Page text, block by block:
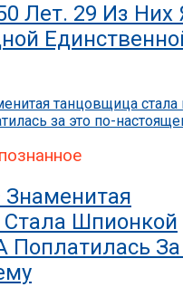
Лет. 29 Из Них
Шпионкой
Поплатилась